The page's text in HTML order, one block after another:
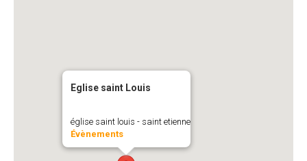
Eglise saint Louis
église saint louis - saint etienne
Évènements